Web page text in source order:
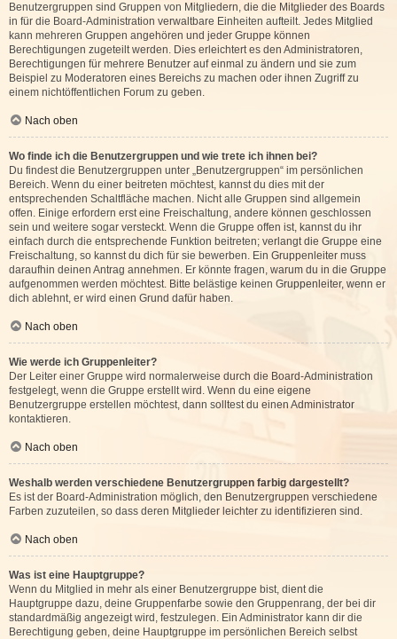
Benutzergruppen sind Gruppen von Mitgliedern, die die Mitglieder des Boards
in für die Board-Administration verwaltbare Einheiten aufteilt. Jedes Mitglied
kann mehreren Gruppen angehören und jeder Gruppe können
Berechtigungen zugeteilt werden. Dies erleichtert es den Administratoren,
Berechtigungen für mehrere Benutzer auf einmal zu ändern und sie zum
Beispiel zu Moderatoren eines Bereichs zu machen oder ihnen Zugriff zu
einem nichtöffentlichen Forum zu geben.
Nach oben
Wo finde ich die Benutzergruppen und wie trete ich ihnen bei?
Du findest die Benutzergruppen unter „Benutzergruppen“ im persönlichen
Bereich. Wenn du einer beitreten möchtest, kannst du dies mit der
entsprechenden Schaltfläche machen. Nicht alle Gruppen sind allgemein
offen. Einige erfordern erst eine Freischaltung, andere können geschlossen
sein und weitere sogar versteckt. Wenn die Gruppe offen ist, kannst du ihr
einfach durch die entsprechende Funktion beitreten; verlangt die Gruppe eine
Freischaltung, so kannst du dich für sie bewerben. Ein Gruppenleiter muss
daraufhin deinen Antrag annehmen. Er könnte fragen, warum du in die Gruppe
aufgenommen werden möchtest. Bitte belästige keinen Gruppenleiter, wenn er
dich ablehnt, er wird einen Grund dafür haben.
Nach oben
Wie werde ich Gruppenleiter?
Der Leiter einer Gruppe wird normalerweise durch die Board-Administration
festgelegt, wenn die Gruppe erstellt wird. Wenn du eine eigene
Benutzergruppe erstellen möchtest, dann solltest du einen Administrator
kontaktieren.
Nach oben
Weshalb werden verschiedene Benutzergruppen farbig dargestellt?
Es ist der Board-Administration möglich, den Benutzergruppen verschiedene
Farben zuzuteilen, so dass deren Mitglieder leichter zu identifizieren sind.
Nach oben
Was ist eine Hauptgruppe?
Wenn du Mitglied in mehr als einer Benutzergruppe bist, dient die
Hauptgruppe dazu, deine Gruppenfarbe sowie den Gruppenrang, der bei dir
standardmäßig angezeigt wird, festzulegen. Ein Administrator kann dir die
Berechtigung geben, deine Hauptgruppe im persönlichen Bereich selbst